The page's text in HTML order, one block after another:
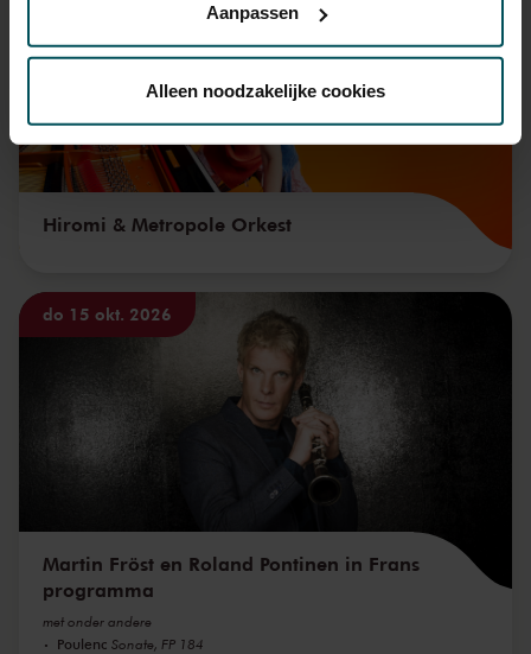
Via decookieverklaringop onze website kunt u uw
We werken samen met 32 derden
kunnen ontvangen en verwerken.
Aanpassen
Alleen noodzakelijke cookies
Hiromi & Metropole Orkest
do 15 okt. 2026
Martin Fröst en Roland Pontinen in Frans
programma
met onder andere
Poulenc Sonate, FP 184